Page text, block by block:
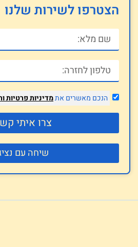
הצטרפו לשירות שלנו
הנכם מאשרים אתמדיניות פרטיות
צרו איתי
שיחה עם